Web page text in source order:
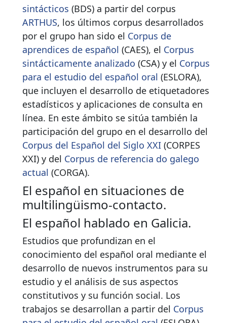
sintácticos (BDS) a partir del corpus
ARTHUS, los últimos corpus desarrollados
por el grupo han sido el Corpus de
aprendices de español (CAES), el Corpus
sintácticamente analizado (CSA) y el Corpus
para el estudio del español oral (ESLORA),
que incluyen el desarrollo de etiquetadores
estadísticos y aplicaciones de consulta en
línea. En este ámbito se sitúa también la
participación del grupo en el desarrollo del
Corpus del Español del Siglo XXI (CORPES
XXI) y del Corpus de referencia do galego
actual (CORGA).
El español en situaciones de
multilingüismo-contacto.
El español hablado en Galicia.
Estudios que profundizan en el
conocimiento del español oral mediante el
desarrollo de nuevos instrumentos para su
estudio y el análisis de sus aspectos
constitutivos y su función social. Los
trabajos se desarrollan a partir del Corpus